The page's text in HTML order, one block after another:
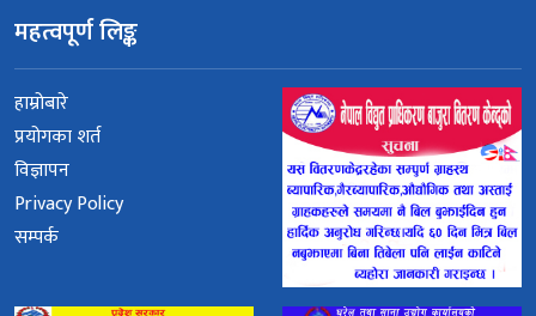
महत्वपूर्ण लिङ्क
हाम्रोबारे
प्रयोगका शर्त
विज्ञापन
Privacy Policy
सम्पर्क